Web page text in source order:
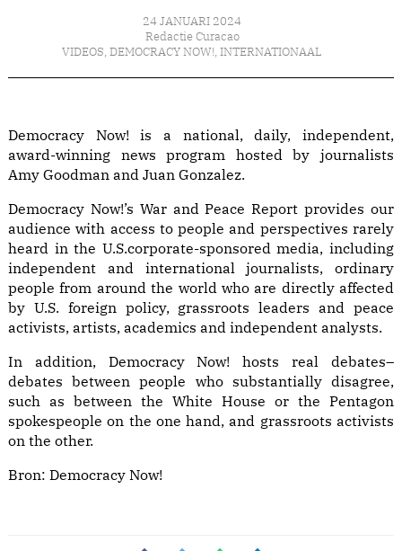
24 JANUARI 2024
Redactie Curacao
VIDEOS, DEMOCRACY NOW!, INTERNATIONAAL
Democracy Now! is a national, daily, independent,
award-winning news program hosted by journalists
Amy Goodman and Juan Gonzalez.
Democracy Now!’s War and Peace Report provides our
audience with access to people and perspectives rarely
heard in the U.S.corporate-sponsored media, including
independent and international journalists, ordinary
people from around the world who are directly affected
by U.S. foreign policy, grassroots leaders and peace
activists, artists, academics and independent analysts.
In addition, Democracy Now! hosts real debates–
debates between people who substantially disagree,
such as between the White House or the Pentagon
spokespeople on the one hand, and grassroots activists
on the other.
Bron: Democracy Now!